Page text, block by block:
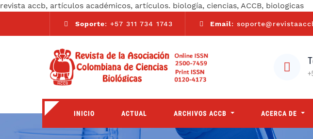
revista accb, artículos académicos, artículos. biología, ciencias, ACCB, biologicas
Soporte: +57 311 734 1743 Email:
INICIO ACTUAL ARCHIVOS ACCB ACERCA DE